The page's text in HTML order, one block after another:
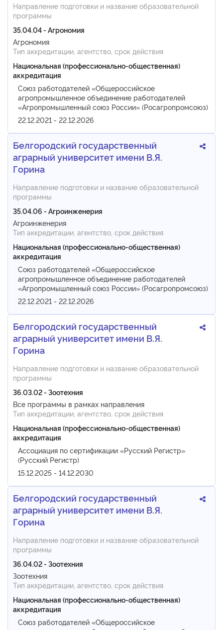
Направление подготовки и название образовательной
программы
35.04.04 - Агрономия
Агрономия
Тип аккредитации, агентство, срок действия
Национальная (профессионально-общественная)
аккредитация
Союз работодателей «Общероссийское
агропромышленное объединение работодателей
«Агропромышленный союз России» (Росагропромсоюз)
22.12.2021 - 22.12.2026
Белгородский государственный
аграрный университет имени В.Я.
Горина
Направление подготовки и название образовательной
программы
35.04.06 - Агроинженерия
Агроинженерия
Тип аккредитации, агентство, срок действия
Национальная (профессионально-общественная)
аккредитация
Союз работодателей «Общероссийское
агропромышленное объединение работодателей
«Агропромышленный союз России» (Росагропромсоюз)
22.12.2021 - 22.12.2026
Белгородский государственный
аграрный университет имени В.Я.
Горина
Направление подготовки и название образовательной
программы
36.03.02 - Зоотехния
Все программы в рамках направления
Тип аккредитации, агентство, срок действия
Национальная (профессионально-общественная)
аккредитация
Ассоциация по сертификации «Русский Регистр»
(Русский Регистр)
15.12.2025 - 14.12.2030
Белгородский государственный
аграрный университет имени В.Я.
Горина
Направление подготовки и название образовательной
программы
36.04.02 - Зоотехния
Зоотехния
Тип аккредитации, агентство, срок действия
Национальная (профессионально-общественная)
аккредитация
Союз работодателей «Общероссийское